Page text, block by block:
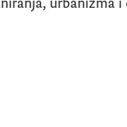
urbanizma i